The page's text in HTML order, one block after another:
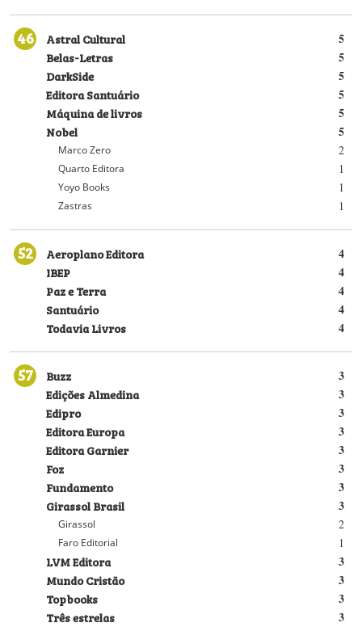
46 5
Astral Cultural
5
Belas-Letras
5
DarkSide
5
Editora Santuário
5
Máquina de livros
5
Nobel
2
Marco Zero
1
Quarto Editora
1
Yoyo Books
1
Zastras
52 4
Aeroplano Editora
4
IBEP
4
Paz e Terra
4
Santuário
4
Todavia Livros
57 3
Buzz
3
Edições Almedina
3
Edipro
3
Editora Europa
3
Editora Garnier
3
Foz
3
Fundamento
3
Girassol Brasil
2
Girassol
1
Faro Editorial
3
LVM Editora
3
Mundo Cristão
3
Topbooks
3
Três estrelas